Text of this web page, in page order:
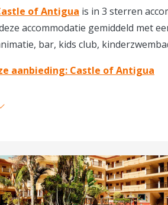
of Antigua is in 3 sterren
accommodatie gemiddeld met
bar, kids club,
aanbieding: Castle of Antigua